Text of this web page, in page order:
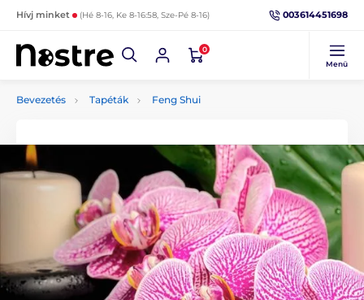
Hívj minket (Hé 8-16, Ke 8-16:58, Sze-Pé 8-16) 003614451698
0
Menü
Bevezetés Tapéták Feng Shui